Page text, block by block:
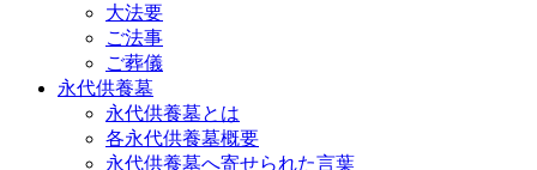
大法要
ご法事
ご葬儀
永代供養墓
永代供養墓とは
各永代供養墓概要
永代供養墓へ寄せられた言葉